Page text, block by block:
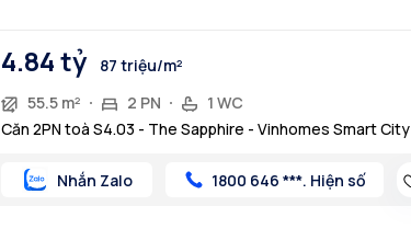
4.84 tỷ
87 triệu/m²
55.5 m²
2 PN
1 WC
Căn 2PN toà S4.03 - The Sapphire - Vinhomes Smart City
Nhắn Zalo 1800 646 ***. Hiện số